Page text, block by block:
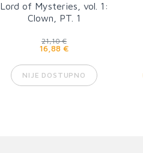
Lord of Mysteries, vol. 1:
Clown, PT. 1
21,10 €
16,88 €
NIJE DOSTUPNO